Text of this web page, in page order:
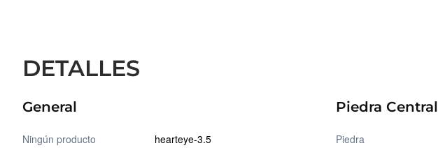
DETALLES
General
Ningún producto
hearteye-3.5
Piedra Central
Piedra